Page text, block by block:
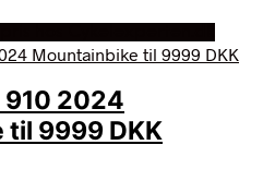
2024
til 9999 DKK